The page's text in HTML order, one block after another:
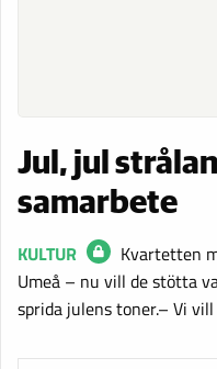
Jul, jul
samarbete
KULTUR
Kvartetten
Umeå – nu vill de stötta
sprida julens toner.– Vi